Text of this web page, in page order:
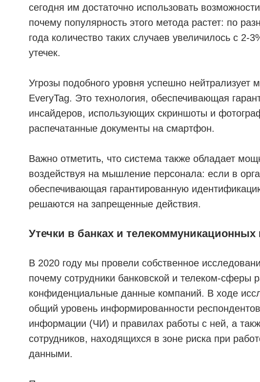
сегодня им достаточно использовать
почему популярность этого метода растет: по
года количество таких случаев увеличилось с 2-
утечек.
Угрозы подобного уровня успешно нейтрализует
EveryTag. Это технология, обеспечивающая
инсайдеров, использующих скриншоты и
распечатанные документы на смартфон.
Важно отметить, что система также обладает
воздействуя на мышление персонала: если в
обеспечивающая гарантированную
решаются на запрещенные действия.
Утечки в банках и телекоммуникационных
В 2020 году мы провели собственное
почему сотрудники банковской и телеком-сферы
конфиденциальные данные компаний. В ходе
общий уровень информированности респондентов
информации (ЧИ) и правилах работы с ней, а
сотрудников, находящихся в зоне риска при
данными.